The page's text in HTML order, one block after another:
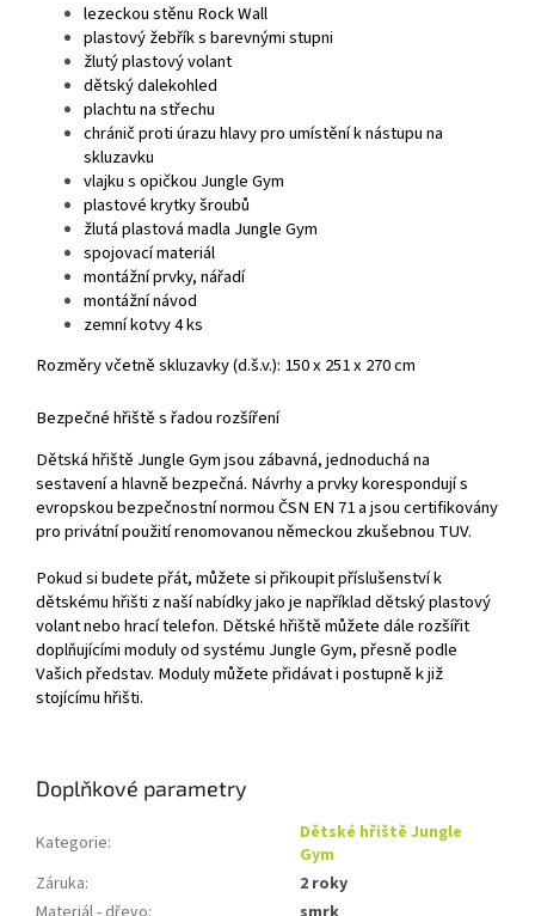
lezeckou stěnu Rock Wall
plastový žebřík s barevnými stupni
žlutý plastový volant
dětský dalekohled
plachtu na střechu
chránič proti úrazu hlavy pro umístění k nástupu na
skluzavku
vlajku s opičkou Jungle Gym
plastové krytky šroubů
žlutá plastová madla Jungle Gym
spojovací materiál
montážní prvky, nářadí
montážní návod
zemní kotvy 4 ks
Rozměry včetně skluzavky (d.š.v.): 150 x 251 x 270 cm
Bezpečné hřiště s řadou rozšíření
Dětská hřiště Jungle Gym jsou zábavná, jednoduchá na
sestavení a hlavně bezpečná. Návrhy a prvky korespondují s
evropskou bezpečnostní normou ČSN EN 71 a jsou certifikovány
pro privátní použití renomovanou německou zkušebnou TUV.
Pokud si budete přát, můžete si přikoupit příslušenství k
dětskému hřišti z naší nabídky jako je například dětský plastový
volant nebo hrací telefon. Dětské hřiště můžete dále rozšířit
doplňujícími moduly od systému Jungle Gym, přesně podle
Vašich představ. Moduly můžete přidávat i postupně k již
stojícímu hřišti.
Doplňkové parametry
Kategorie:
Dětské hřiště Jungle
Gym
Záruka:
2 roky